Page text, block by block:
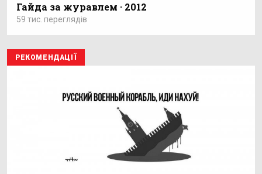
Гайда за журавлем · 2012
59 тис. переглядів
РЕКОМЕНДАЦІЇ